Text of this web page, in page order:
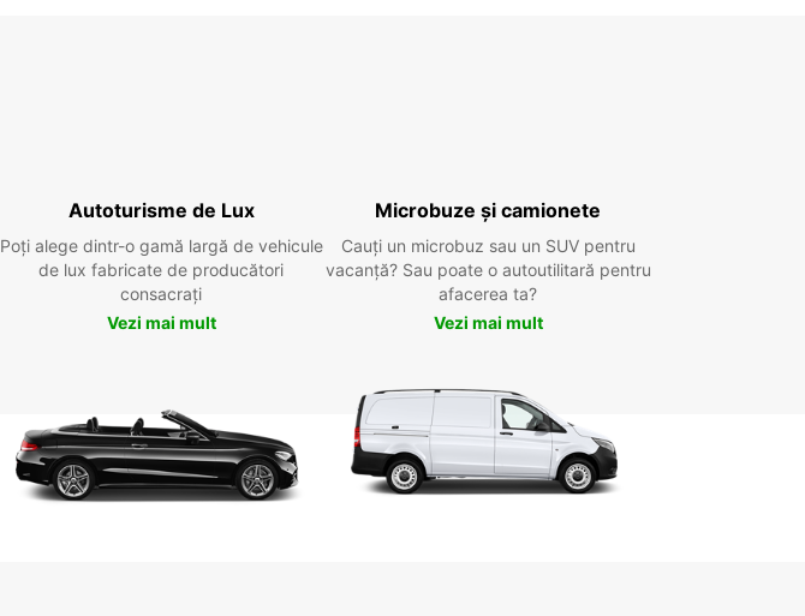
Autoturisme de Lux
Poți alege dintr-o gamă largă de vehicule
de lux fabricate de producători
consacrați
Vezi mai mult
Microbuze și camionete
Cauți un microbuz sau un SUV pentru
vacanță? Sau poate o autoutilitară pentru
afacerea ta?
Vezi mai mult